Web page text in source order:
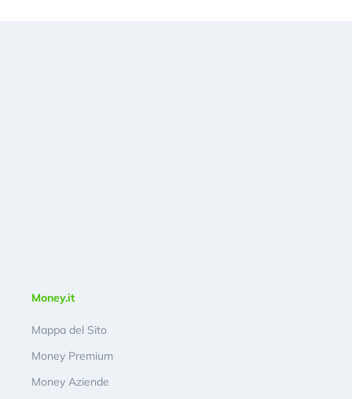
Money.it
Mappa del Sito
Money Premium
Money Aziende